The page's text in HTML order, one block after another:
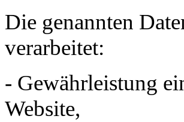
Die genannten
verarbeitet:
- Gewährleistung
Website,